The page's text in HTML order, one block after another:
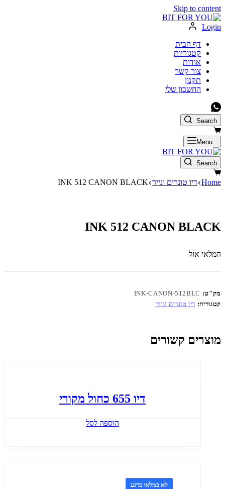
Skip to content
Login
דף הבית
קטגוריות
אודות
צור קשר
תקנון
החשבון שלי
Search
Menu
Search
Home דיו טונרים ונייר INK 512 CANON BLACK
INK 512 CANON BLACK
המלאי אזל
מק"ט: INK-CANON-512BLC
קטגוריה: דיו טונרים ונייר
מוצרים קשורים
דיו 655 כחול מקורי
הוספה לסל
לא במלאי כרגע